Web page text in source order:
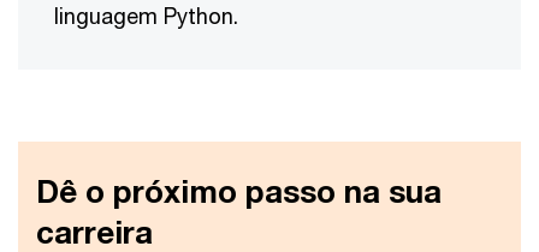
linguagem Python.
Dê o próximo passo na sua
carreira